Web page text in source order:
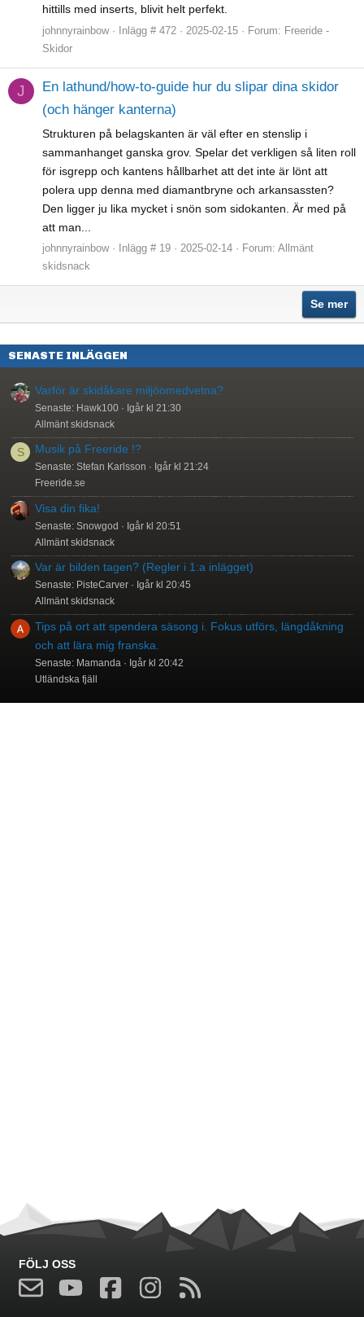
hittills med inserts, blivit helt perfekt.
johnnyrainbow Inlägg # 472 2025-02-15 Forum: Freeride -
Skidor
J
En lathund/how-to-guide hur du slipar dina skidor
(och hänger kanterna)
Strukturen på belagskanten är väl efter en stenslip i
sammanhanget ganska grov. Spelar det verkligen så liten roll
för isgrepp och kantens hållbarhet att det inte är lönt att
polera upp denna med diamantbryne och arkansassten?
Den ligger ju lika mycket i snön som sidokanten. Är med på
att man...
johnnyrainbow Inlägg # 19 2025-02-14 Forum: Allmänt
skidsnack
Se mer
SENASTE INLÄGGEN
Varför är skidåkare miljöomedvetna?
Senaste: Hawk100
Igår kl 21:30
Allmänt skidsnack
S Musik på Freeride !?
Senaste: Stefan Karlsson
Igår kl 21:24
Freeride.se
Visa din fika!
Senaste: Snowgod
Igår kl 20:51
Allmänt skidsnack
Var är bilden tagen? (Regler i 1:a inlägget)
Senaste: PisteCarver
Igår kl 20:45
Allmänt skidsnack
Tips på ort att spendera säsong i. Fokus utförs, längdåkning
och att lära mig franska.
Senaste: Mamanda
Igår kl 20:42
Utländska fjäll
FÖLJ OSS